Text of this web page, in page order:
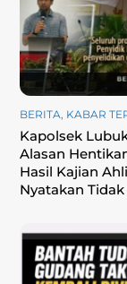
BERITA, KABAR
Kapolsek
Alasan
Hasil Kajian
Nyatakan